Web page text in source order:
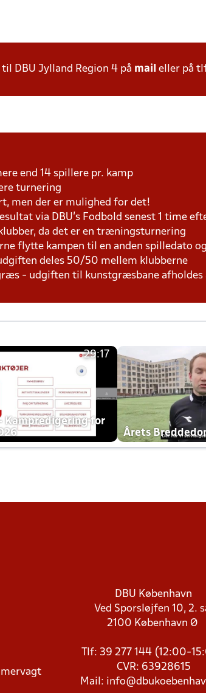
DBU Jylland Region 4 på mail eller på
end 14 spillere pr. kamp
turnering
men der er mulighed for det!
via DBU's Fodbold senest 1 time
da det er en træningsturnering
flytte kampen til en anden spilledato
deles 50/50 mellem klubberne
- udgiften til kunstgræsbane afholdes
29:17
Kampredigering for
Årets
DBU København
Ved Sporsløjfen 10, 2.
2100 København Ø
Tlf: 39 277 144 (12:00-
CVR: 63928615
Mail: